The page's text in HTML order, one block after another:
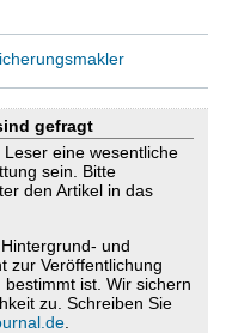
gefragt
eine wesentliche
sein. Bitte
den Artikel in das
und
zur Veröffentlichung
ist. Wir sichern
zu. Schreiben Sie